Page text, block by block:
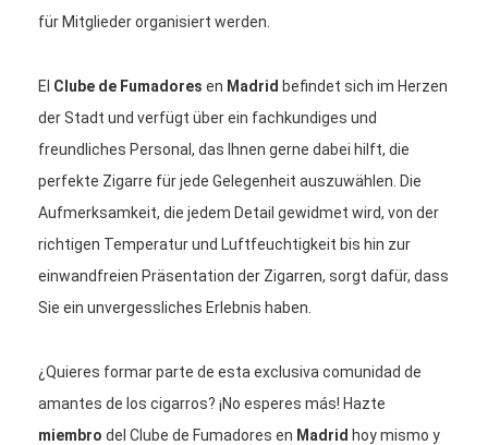
für Mitglieder organisiert werden.
El Clube de Fumadores en Madrid befindet sich im Herzen
der Stadt und verfügt über ein fachkundiges und
freundliches Personal, das Ihnen gerne dabei hilft, die
perfekte Zigarre für jede Gelegenheit auszuwählen. Die
Aufmerksamkeit, die jedem Detail gewidmet wird, von der
richtigen Temperatur und Luftfeuchtigkeit bis hin zur
einwandfreien Präsentation der Zigarren, sorgt dafür, dass
Sie ein unvergessliches Erlebnis haben.
¿Quieres formar parte de esta exclusiva comunidad de
amantes de los cigarros? ¡No esperes más! Hazte
miembro del Clube de Fumadores en Madrid hoy mismo y